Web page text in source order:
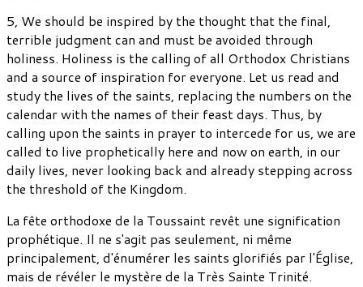
5, We should be inspired by the thought that the final,
terrible judgment can and must be avoided through
holiness. Holiness is the calling of all Orthodox Christians
and a source of inspiration for everyone. Let us read and
study the lives of the saints, replacing the numbers on the
calendar with the names of their feast days. Thus, by
calling upon the saints in prayer to intercede for us, we are
called to live prophetically here and now on earth, in our
daily lives, never looking back and already stepping across
the threshold of the Kingdom.
La fête orthodoxe de la Toussaint revêt une signification
prophétique. Il ne s'agit pas seulement, ni même
principalement, d'énumérer les saints glorifiés par l'Église,
mais de révéler le mystère de la Très Sainte Trinité.